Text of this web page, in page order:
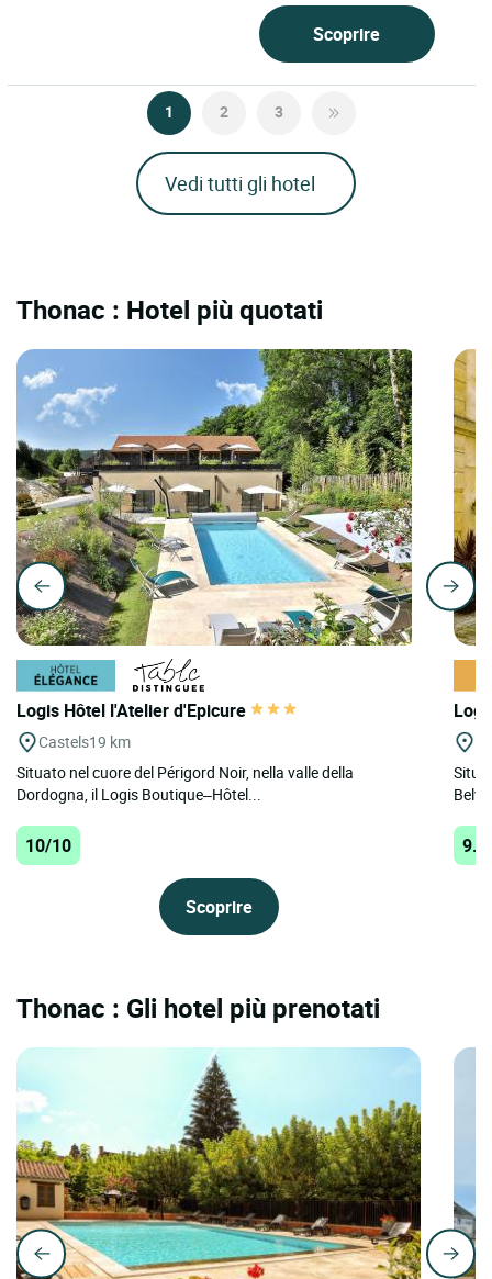
Scoprire
1 2 3
Vedi tutti gli hotel
Thonac : Hotel più quotati
Logis Hôtel l'Atelier d'Epicure
Castels19 km
Situato nel cuore del Périgord Noir, nella valle della
Dordogna, il Logis Boutique–Hôtel...
10/10
Scoprire
Thonac : Gli hotel più prenotati